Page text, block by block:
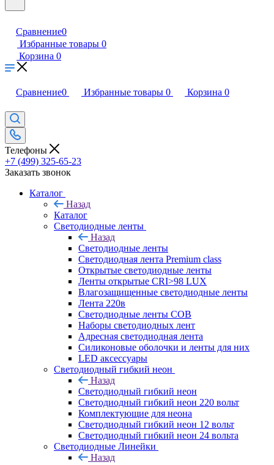
Сравнение0
Избранные товары 0
Корзина 0
Сравнение0 Избранные товары 0 Корзина 0
Телефоны
+7 (499) 325-65-23
Заказать звонок
Каталог
Назад
Каталог
Светодиодные ленты
Назад
Светодиодные ленты
Светодиодная лента Premium class
Открытые светодиодные ленты
Ленты открытые CRI>98 LUX
Влагозащищенные светодиодные ленты
Лента 220в
Светодиодные ленты COB
Наборы светодиодных лент
Адресная светодиодная лента
Силиконовые оболочки и ленты для них
LED аксессуары
Светодиодный гибкий неон
Назад
Светодиодный гибкий неон
Светодиодный гибкий неон 220 вольт
Комплектующие для неона
Светодиодный гибкий неон 12 вольт
Светодиодный гибкий неон 24 вольта
Светодиодные Линейки
Назад